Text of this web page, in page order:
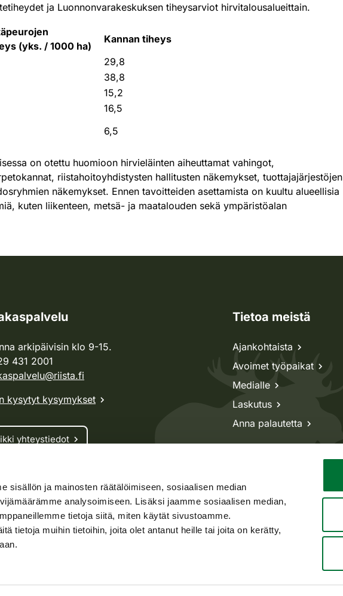
sisällön ja mainosten räätälöimiseen, sosiaalisen median
analysoimiseen. Lisäksi jaamme sosiaalisen median,
tietoja siitä, miten käytät sivustoamme.
tietoja muihin tietoihin, joita olet antanut heille tai joita on kerätty,
ja Luonnonvarakeskuksen tiheysarviot hirvitalousalueittain.
(yks. / 1000 ha)
Kannan tiheys
29,8
38,8
15,2
16,5
6,5
on otettu huomioon hirvieläinten aiheuttamat vahingot,
riistahoitoyhdistysten hallitusten näkemykset, tuottajajärjestöjen
näkemykset. Ennen tavoitteiden asettamista on kuultu alueellisia
kuten liikenteen, metsä- ja maatalouden sekä ympäristöalan
arkipäivisin klo 9-15.
431 2001
kysytyt kysymykset
yhteystiedot
asiat
riista -asiat
asiat
Tietoa meistä
Ajankohtaista
Avoimet työpaikat
Medialle
Laskutus
Anna palautetta